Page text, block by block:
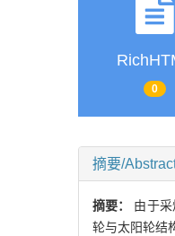
0
摘要/
摘要： 由于
轮与太阳轮结